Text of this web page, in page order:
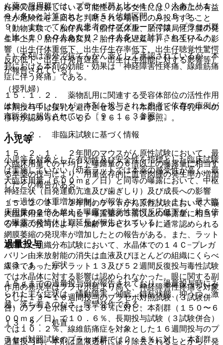
ん薬の服用群では、プラセボ群と比べ１０００人あたり１．
９人多いと計算された（９５％信頼区間：０．６−３．
９）。また、てんかん患者のサブグループでは、プラセボ群
と比べ１０００人あたり２．４人多いと計算されている＊。
＊）本剤は海外で抗てんかん薬として承認されているが、本
邦における本剤の効能・効果は「神経障害性疼痛、線維筋痛
症に伴う疼痛」である。
１５．１．２． 薬物乱用に関連する受容体部位の活性作用
は知られていないが、本剤を投与された患者で依存の症例が
市販後に報告されている〔９．１．３参照〕。
１５．２． 非臨床試験に基づく情報
１５．２．１． ２年間のマウスがん原性試験において、最
大臨床用量での平均ヒト曝露量の６倍以上の曝露量に相当す
る本薬の投与により、用量依存的に血管肉腫の発生率が増加
したとの報告がある。
１５．２．２． ２年間のラットがん原性試験において、最
大臨床用量での平均ヒト曝露量の５倍以上の曝露量に相当す
る本薬の投与により、加齢アルビノラットに通常認められる
網膜萎縮の発現率が増加したとの報告がある。また、ラット
を用いた組織分布試験において、水晶体での１４Ｃ−プレガ
バリン由来放射能の消失は血液及びほとんどの組織にくらべ
緩徐であったが、ラット１３及び５２週間反復投与毒性試験
では水晶体に対する影響は認められなかった。眼に関する副
作用の発現率はプラセボ群より高く、神経障害性疼痛を対象
とした１３〜１６週間投与のプラセボ対照試験（３試験併
合）のプラセボ群では３．８％に対し、本剤群（１５０〜６
００ｍｇ／日）で１０．６％、長期投与試験（３試験併合）
では１０．２％、線維筋痛症を対象とした１６週間投与のプ
ラセボ対照試験のプラセボ群では２．８％に対し、本剤群
妊婦又は妊娠している可能性のある女性には、治療上の有益
性が危険性を上回ると判断される場合にのみ投与すること
（動物実験で、胎仔異常（胎仔低体重、胎仔限局性浮腫の発
生率上昇、胎仔骨格変異、胎仔骨化遅延等）、出生仔への影
響（出生仔体重低下、出生仔生存率低下、出生仔聴覚性驚愕
反応低下、出生仔発育遅延、出生仔生殖能に対する影響等）
が報告されている）。
（授乳婦）
本剤投与中は授乳を避けさせること（本剤はヒト母乳中への
移行が認められている）〔１６．６．４参照〕。
小児等
小児等を対象とした有効性及び安全性を指標とした臨床試験
は実施していない（幼若ラットでは本薬の感受性が高く、最
大臨床用量（６００ｍｇ／日）と同等の曝露において、中枢
神経症状（自発運動亢進及び歯ぎしり）及び成長への影響
（一過性の体重増加抑制）が報告されており、また、最大臨
床用量の２倍を超える曝露で聴覚性驚愕反応低下が、約５倍
の曝露で発情休止期延長が報告されている）。
過量投与
１３．１． 症状
１５ｇまでの過量投与例が報告されており、過量投与時にみ
られた主な症状は、情動障害、傾眠、錯乱状態、抑うつ、激
越、落ち着きのなさ、痙攣発作である。
１３．２． 処置
過量投与時、本剤は血液透析により除去されることから、発